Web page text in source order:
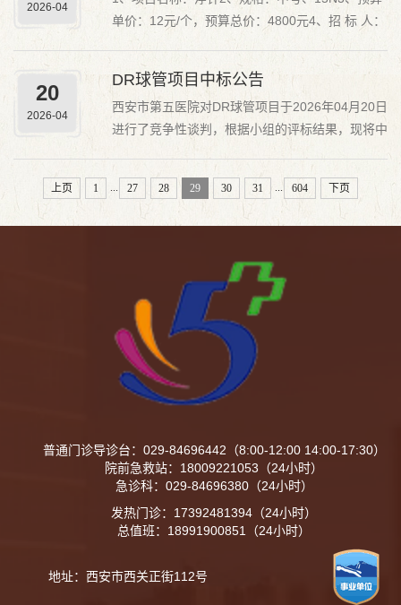
业法定代表人授...
2026-04
单价：12元/个，预算总价：4800元4、招 标 人：
西安市第五医院5、报名条件：5-1、具有营业执
照、税务登记证、组织代码证(或三证合一)、银行
开户许可证或基本账户存款信息加盖银行公章、税
收缴纳证明、社会保障资金缴纳证明（近三个月）
及纸质版带公...
20
2026-04
DR球管项目中标公告
西安市第五医院对DR球管项目于2026年04月20日
进行了竞争性谈判，根据小组的评标结果，现将中
位：西安市第五医院招标办公室 联 系 人：王 青
联系电话：029-886213314、公示期为1个工作
上页 1 27 28 29 30 31 604 下页
普通门诊导诊台：029-84696442（8:00-12:00 14:00-17:30）
院前急救站：18009221053（24小时）
急诊科：029-84696380（24小时）
发热门诊：17392481394（24小时）
总值班：18991900851（24小时）
地址：西安市西关正街112号